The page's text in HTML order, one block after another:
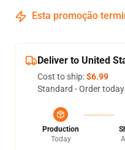
Esta promoção
Deliver to United
Cost to ship:$6.99
Standard - Order
Production
Today